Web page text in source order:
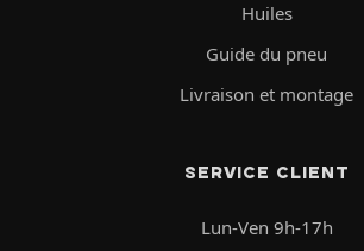
Huiles
Guide du pneu
Livraison et montage
SERVICE CLIENT
Lun-Ven 9h-17h